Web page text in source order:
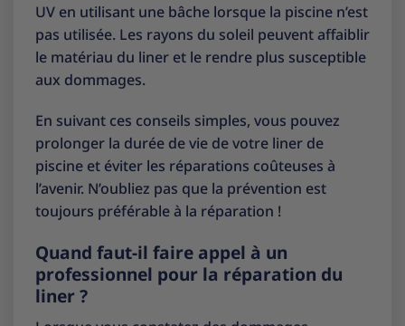
UV en utilisant une bâche lorsque la piscine n’est
pas utilisée. Les rayons du soleil peuvent affaiblir
le matériau du liner et le rendre plus susceptible
aux dommages.
En suivant ces conseils simples, vous pouvez
prolonger la durée de vie de votre liner de
piscine et éviter les réparations coûteuses à
l’avenir. N’oubliez pas que la prévention est
toujours préférable à la réparation !
Quand faut-il faire appel à un
professionnel pour la réparation du
liner ?